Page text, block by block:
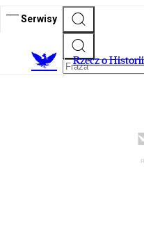
Serwisy
Rzecz o Historii